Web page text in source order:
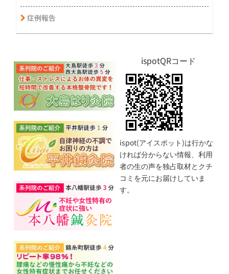
症例報告
ispotQRコード
ispot(アイスポット)は行かな
ければ分からない情報、利用
者の生の声を独占取材とクチ
コミを元にお届けしていま
す。